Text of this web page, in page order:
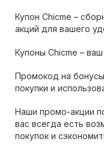
Купон Chicme –
акций для вашего
Купоны Chicme –
Промокод на
покупки и
Наши промо-акции
вас всегда есть
покупок и